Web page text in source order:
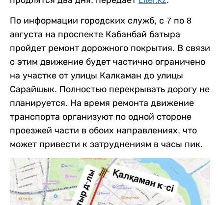
По информации городских служб, с 7 по 8
августа на проспекте Кабанбай батыра
пройдет ремонт дорожного покрытия. В связи
с этим движение будет частично ограничено
на участке от улицы Калкаман до улицы
Сарайшык. Полностью перекрывать дорогу не
планируется. На время ремонта движение
транспорта организуют по одной стороне
проезжей части в обоих направлениях, что
может привести к затруднениям в часы пик.